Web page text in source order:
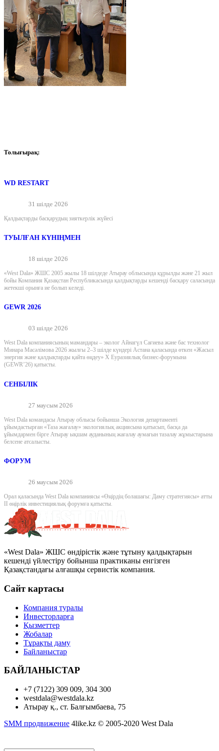
Толығырақ:
WD RESTART
31 шілде 2026
Қалдықтарды басқарудың зияткерлік жүйесі
ТУЫЛҒАН КҮНІҢМЕН
18 шілде 2026
«West Dala» ЖШС 2005 жылы 18 шілдеде Атырау облысында құрылды және 21 жыл
бойы Компания Қазақстан Республикасында қалдықтарды кешенді басқару саласында
жетекші орынға ие болып келеді.
GEWR 2026
03 шілде 2026
West Dala компаниясының мамандары – эколог Айнагүл Сағиева және бас технолог
Минара Масәлімова 2026 жылғы 2–3 шілде күндері Астана қаласында өткен «Жасыл
энергия және қалдықтарды қайта өңдеу» X Еуразиялық бизнес-форумына
(GEWR’26) қатысты.
СЕНБІЛІК
27 маусым 2026
West Dala командасы Атырау облысы бойынша Экология департаменті
ұйымдастырған «Таза жағалау» экологиялық акциясына қатысып, басқа да
ұйымдармен бірге Атырау ықшам ауданының жағалау аумағын тазалау жұмыстарына
белсене атсалысты.
ФОРУМ
26 маусым 2026
Орал қаласында West Dala компаниясы «Өңірдің болашағы: Даму стратегиясы» атты
II өңірлік инвестициялық форумға қатысты.
«West Dala» ЖШС өндірістік және тұтыну қалдықтарын
кешенді үйлестіру бойынша практиканы енгізген
Қазақстандағы алғашқы сервистік компания.
Сайт картасы
Компания туралы
Инвесторларға
Қызметтер
Жобалар
Тұрақты даму
Байланыстар
БАЙЛАНЫСТАР
+7 (7122) 309 009, 304 300
westdala@westdala.kz
Атырау қ., ст. Балғымбаева, 75
SMM продвижение 4like.kz © 2005-2020 West Dala